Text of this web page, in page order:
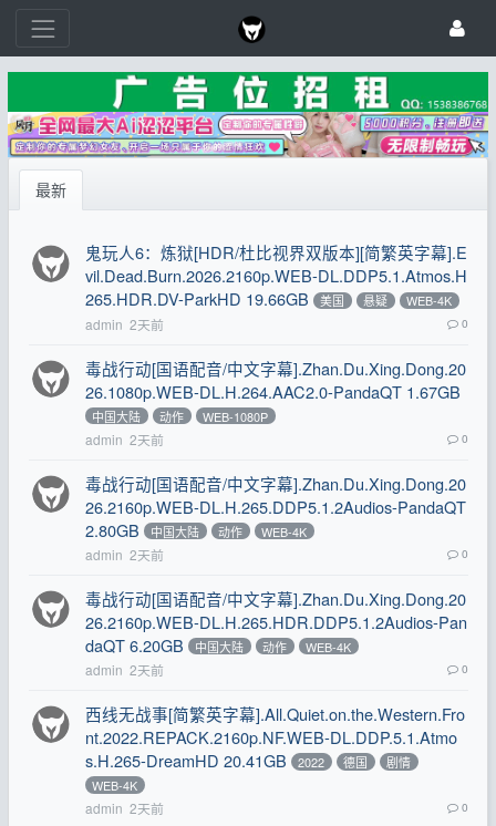
最新
鬼玩人6：炼狱[HDR/杜比视界双版本][简繁英字幕].E
vil.Dead.Burn.2026.2160p.WEB-DL.DDP5.1.Atmos.H
265.HDR.DV-ParkHD 19.66GB
美国 悬疑 WEB-4K
admin 2天前 0
毒战行动[国语配音/中文字幕].Zhan.Du.Xing.Dong.20
26.1080p.WEB-DL.H.264.AAC2.0-PandaQT 1.67GB
中国大陆 动作 WEB-1080P
admin 2天前 0
毒战行动[国语配音/中文字幕].Zhan.Du.Xing.Dong.20
26.2160p.WEB-DL.H.265.DDP5.1.2Audios-PandaQT
2.80GB
中国大陆 动作 WEB-4K
admin 2天前 0
毒战行动[国语配音/中文字幕].Zhan.Du.Xing.Dong.20
26.2160p.WEB-DL.H.265.HDR.DDP5.1.2Audios-Pan
daQT 6.20GB
中国大陆 动作 WEB-4K
admin 2天前 0
西线无战事[简繁英字幕].All.Quiet.on.the.Western.Fro
nt.2022.REPACK.2160p.NF.WEB-DL.DDP.5.1.Atmo
s.H.265-DreamHD 20.41GB
2022 德国
剧情
WEB-4K
admin 2天前 0